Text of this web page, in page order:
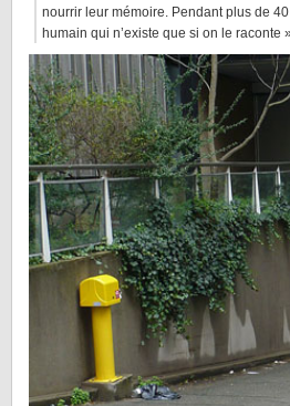
nourrir leur mémoire. Pendant plus de
humain qui n’existe que si on le raconte